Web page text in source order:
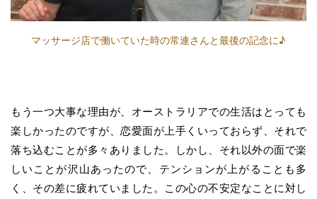
マッサージ店で働いていた時の常連さんと最後の記念に♪
もう一つ大事な理由が、オーストラリアでの生活はとっても
楽しかったのですが、恋愛面が上手くいっておらず、それで
落ち込むことが多々ありました。しかし、それ以外の面で楽
しいことが沢山あったので、テンションが上がることも多
く、その差に疲れていました。この心の不安定なことに対し